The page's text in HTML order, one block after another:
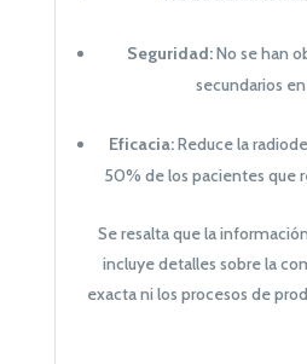
Seguridad:No se han
secundarios en
Eficacia:Reduce la
50% de los pacientes que
Se resalta que la
incluye detalles sobre la
exacta ni los procesos de